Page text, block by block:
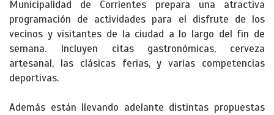
Municipalidad de Corrientes prepara una atractiva
programación de actividades para el disfrute de los
vecinos y visitantes de la ciudad a lo largo del fin de
semana. Incluyen citas gastronómicas, cerveza
artesanal, las clásicas ferias, y varias competencias
deportivas.
Además están llevando adelante distintas propuestas